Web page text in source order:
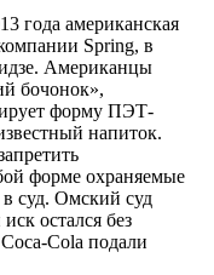
года американская
Spring, в
Американцы
бочонок»,
форму ПЭТ-
напиток.
форме охраняемые
суд. Омский суд
остался без
Cola подали